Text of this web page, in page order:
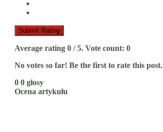
Submit Rating
Average rating 0 / 5. Vote count: 0
No votes so far! Be the first to rate this post.
0 0 głosy
Ocena artykułu